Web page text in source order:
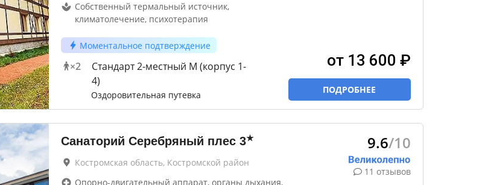
Собственный термальный источник,
климатолечение, психотерапия
Моментальное подтверждение
×2
Стандарт 2-местный М (корпус 1-
4)
Оздоровительная путевка
от 13 600 ₽
ПОДРОБНЕЕ
Санаторий Серебряный плес 3★
Костромская область, Костромской район
Опорно-двигательный аппарат, органы дыхания,
9.6/10
11 отзывов